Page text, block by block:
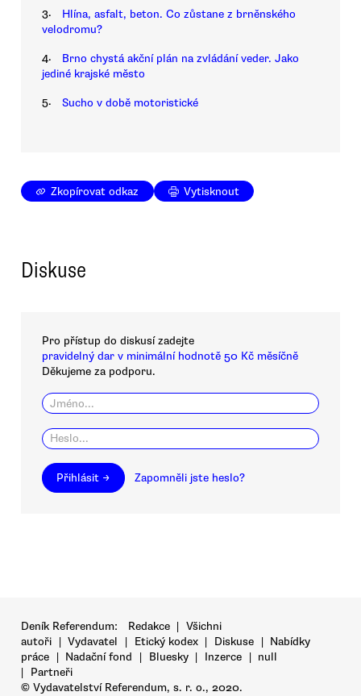
3.
Hlína, asfalt, beton. Co zůstane z brněnského
velodromu?
4.
Brno chystá akční plán na zvládání veder. Jako
jediné krajské město
5. Sucho v době motoristické
Zkopírovat odkaz Vytisknout
Diskuse
Pro přístup do diskusí zadejte
pravidelný dar v minimální hodnotě 50 Kč měsíčně
Děkujeme za podporu.
Přihlásit → Zapomněli jste heslo?
Deník Referendum: Redakce | Všichni
autoři | Vydavatel | Etický kodex | Diskuse | Nabídky
práce | Nadační fond | Bluesky | Inzerce | null
|
Partneři
© Vydavatelství Referendum, s. r. o., 2020.